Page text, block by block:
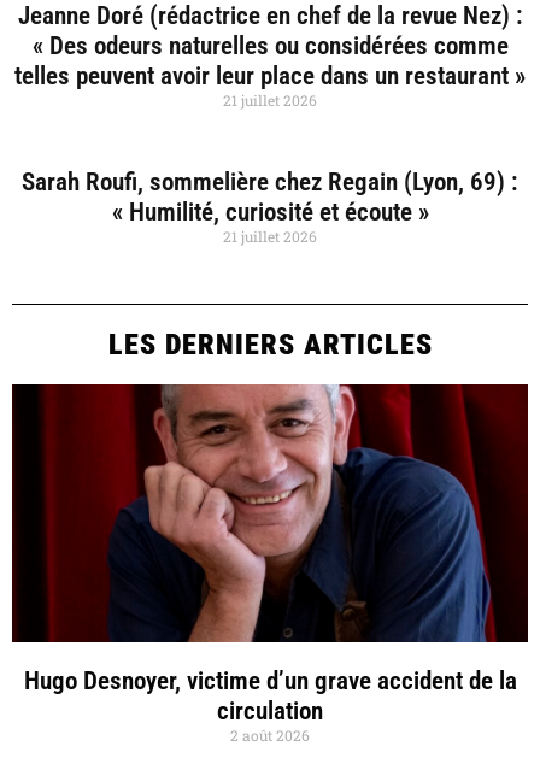
Jeanne Doré (rédactrice en chef de la revue Nez) :
« Des odeurs naturelles ou considérées comme
telles peuvent avoir leur place dans un restaurant »
21 juillet 2026
Sarah Roufi, sommelière chez Regain (Lyon, 69) :
« Humilité, curiosité et écoute »
21 juillet 2026
LES DERNIERS ARTICLES
Hugo Desnoyer, victime d’un grave accident de la
circulation
2 août 2026